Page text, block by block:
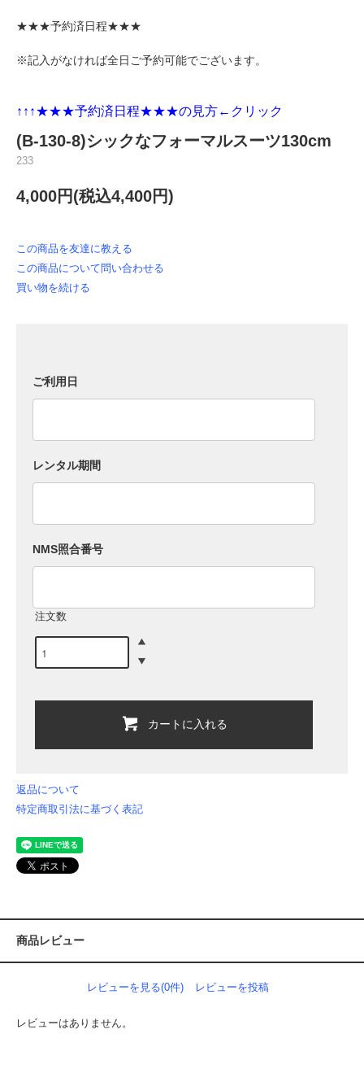
★★★予約済日程★★★
※記入がなければ全日ご予約可能でございます。
↑↑↑★★★予約済日程★★★の見方←クリック
(B-130-8)シックなフォーマルスーツ130cm
233
4,000円(税込4,400円)
この商品を友達に教える
この商品について問い合わせる
買い物を続ける
ご利用日
レンタル期間
NMS照合番号
注文数
カートに入れる
返品について
特定商取引法に基づく表記
商品レビュー
レビューを見る(0件) レビューを投稿
レビューはありません。